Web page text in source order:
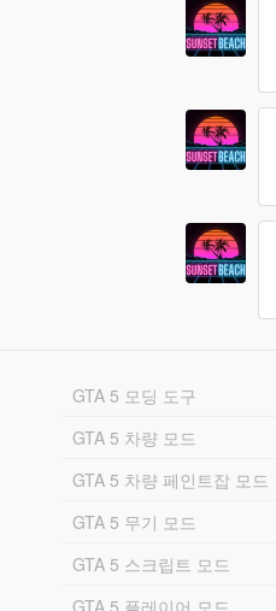
GTA 5 모딩 도구
GTA 5 차량 모드
GTA 5 차량 페인트잡 모드
GTA 5 무기 모드
GTA 5 스크립트 모드
GTA 5 플레이어 모드